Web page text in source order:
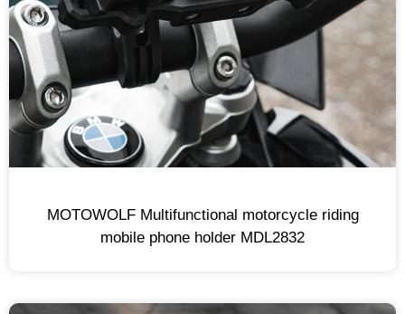
MOTOWOLF Multifunctional motorcycle riding
mobile phone holder MDL2832